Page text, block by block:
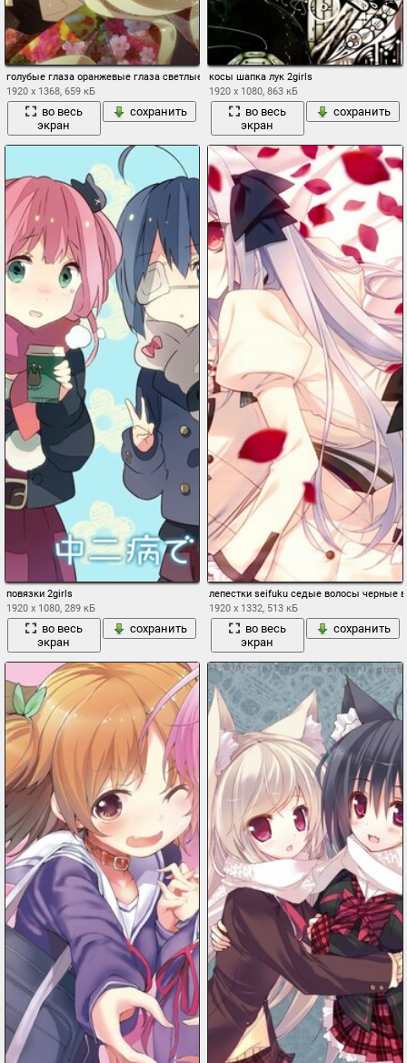
голубые глаза оранжевые глаза светлые волосы вампир черные волосы длинные
1920 x 1368, 659 кБ
во весь
экран
сохранить
косы шапка лук 2girls
1920 x 1080, 863 кБ
во весь
экран
сохранить
повязки 2girls
1920 x 1080, 289 кБ
во весь
экран
сохранить
лепестки seifuku седые волосы черные
1920 x 1332, 513 кБ
во весь
экран
сохранить